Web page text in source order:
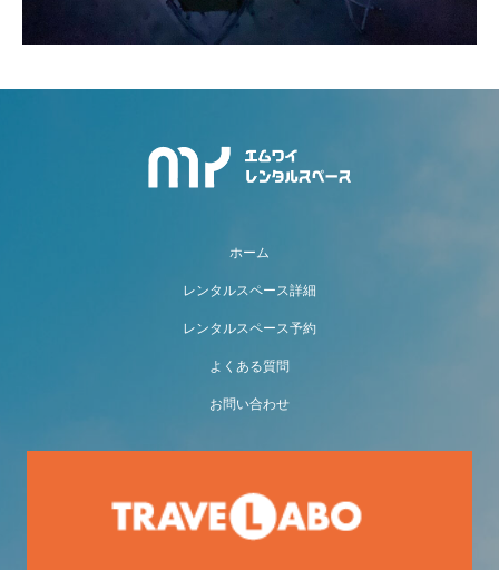
ホーム
レンタルスペース詳細
レンタルスペース予約
よくある質問
お問い合わせ